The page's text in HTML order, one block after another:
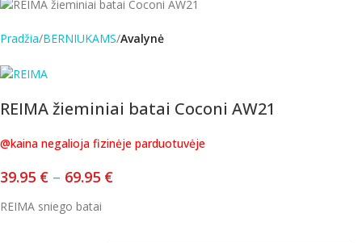
Pradžia BERNIUKAMS Avalynė
REIMA žieminiai batai Coconi AW21
@kaina negalioja fizinėje parduotuvėje
39.95 € – 69.95 €
REIMA sniego batai